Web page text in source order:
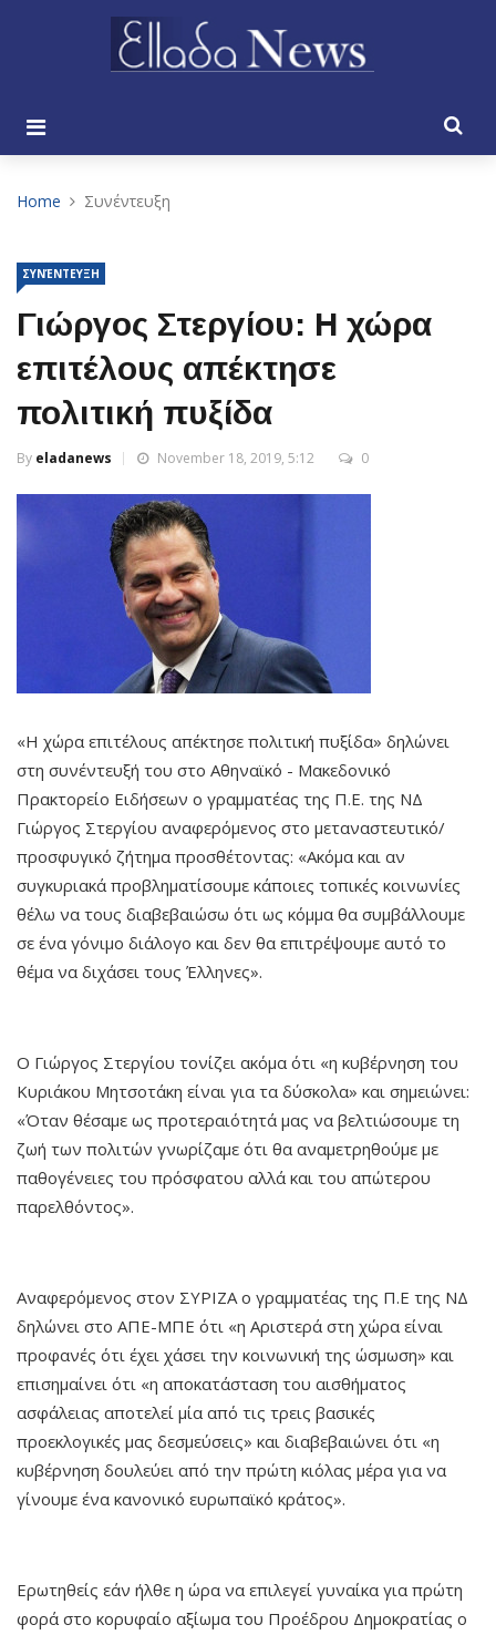
Home Συνέντευξη
ΣΥΝΈΝΤΕΥΞΗ
Γιώργος Στεργίου: Η χώρα
επιτέλους απέκτησε
πολιτική πυξίδα
By eladanews November 18, 2019, 5:12 0
«Η χώρα επιτέλους απέκτησε πολιτική πυξίδα» δηλώνει
στη συνέντευξή του στο Αθηναϊκό - Μακεδονικό
Πρακτορείο Ειδήσεων ο γραμματέας της Π.Ε. της ΝΔ
Γιώργος Στεργίου αναφερόμενος στο μεταναστευτικό/
προσφυγικό ζήτημα προσθέτοντας: «Ακόμα και αν
συγκυριακά προβληματίσουμε κάποιες τοπικές κοινωνίες
θέλω να τους διαβεβαιώσω ότι ως κόμμα θα συμβάλλουμε
σε ένα γόνιμο διάλογο και δεν θα επιτρέψουμε αυτό το
θέμα να διχάσει τους Έλληνες».
Ο Γιώργος Στεργίου τονίζει ακόμα ότι «η κυβέρνηση του
Κυριάκου Μητσοτάκη είναι για τα δύσκολα» και σημειώνει:
«Όταν θέσαμε ως προτεραιότητά μας να βελτιώσουμε τη
ζωή των πολιτών γνωρίζαμε ότι θα αναμετρηθούμε με
παθογένειες του πρόσφατου αλλά και του απώτερου
παρελθόντος».
Αναφερόμενος στον ΣΥΡΙΖΑ ο γραμματέας της Π.Ε της ΝΔ
δηλώνει στο ΑΠΕ-ΜΠΕ ότι «η Αριστερά στη χώρα είναι
προφανές ότι έχει χάσει την κοινωνική της ώσμωση» και
επισημαίνει ότι «η αποκατάσταση του αισθήματος
ασφάλειας αποτελεί μία από τις τρεις βασικές
προεκλογικές μας δεσμεύσεις» και διαβεβαιώνει ότι «η
κυβέρνηση δουλεύει από την πρώτη κιόλας μέρα για να
γίνουμε ένα κανονικό ευρωπαϊκό κράτος».
Ερωτηθείς εάν ήλθε η ώρα να επιλεγεί γυναίκα για πρώτη
φορά στο κορυφαίο αξίωμα του Προέδρου Δημοκρατίας ο